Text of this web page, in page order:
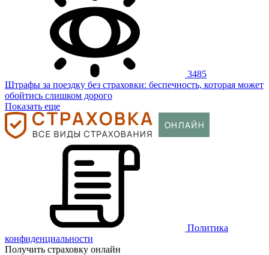
3485
Штрафы за поездку без страховки: беспечность, которая может
обойтись слишком дорого
Показать еще
Политика
конфиденциальности
Получить страховку онлайн